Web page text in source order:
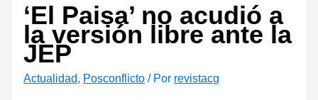
‘El Paisa’ no acudió a
la versión libre ante la
JEP
Actualidad, Posconflicto / Por revistacg